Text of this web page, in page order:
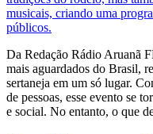
Da Redação Rádio Aruanã
mais aguardados do Brasil,
sertaneja em um só lugar.
de pessoas, esse evento se
e social. No entanto, o que